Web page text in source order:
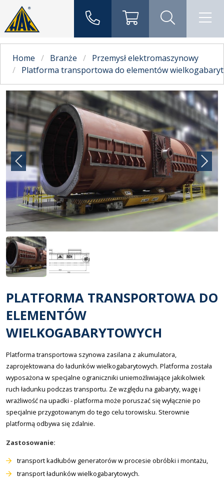
Home Branże
Przemysł elektromaszynowy
Platforma transportowa do elementów
PLATFORMA TRANSPORTOWA DO
ELEMENTÓW
WIELKOGABARYTOWYCH
Platforma transportowa szynowa zasilana z akumulatora,
zaprojektowana do ładunków wielkogabarytowych. Platforma została
wyposażona w specjalne ograniczniki uniemożliwiające jakikolwiek
ruch ładunku podczas transportu. Ze względu na gabaryty, wagę i
wrażliwość na upadki - platforma może poruszać się wyłącznie po
specjalnie przygotowanym do tego celu torowisku. Sterownie
platformą odbywa się zdalnie.
Zastosowanie:
transport kadłubów generatorów w procesie obróbki i montażu,
transport ładunków wielkogabarytowych.